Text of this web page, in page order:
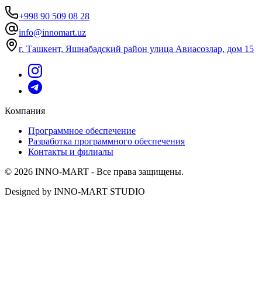
+998 90 509 08 28
info@innomart.uz
г. Ташкент, Яшнабадский район улица Авиасозлар, дом 15
Компания
Программное обеспечение
Разработка программного обеспечения
Контакты и филиалы
© 2026 INNO-MART - Все права защищены.
Designed by INNO-MART STUDIO